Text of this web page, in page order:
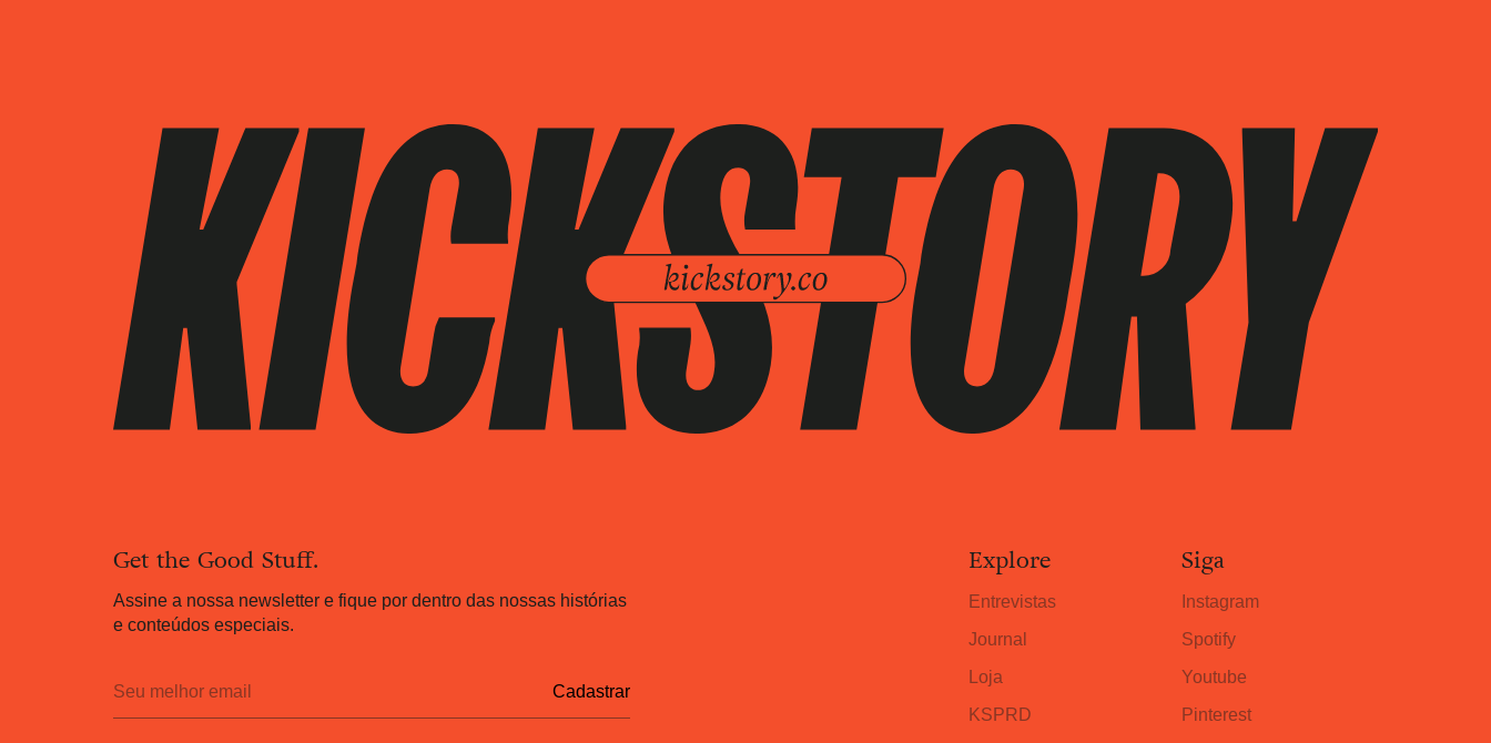
Get the Good Stuff.
Assine a nossa newsletter e fique por dentro das nossas histórias
e conteúdos especiais.
Explore
Entrevistas
Journal
Loja
KSPRD
Siga
Instagram
Spotify
Youtube
Pinterest